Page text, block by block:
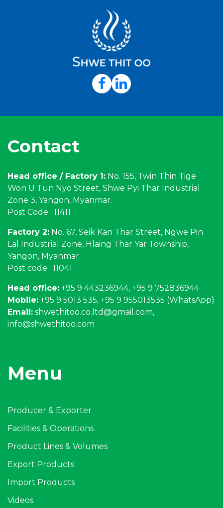
Contact
Head office / Factory 1: No. 155, Twin Thin Tige
Won U Tun Nyo Street, Shwe Pyi Thar Industrial
Zone 3, Yangon, Myanmar.
Post Code : 11411
Factory 2: No. 67, Seik Kan Thar Street, Ngwe Pin
Lal Industrial Zone, Hlaing Thar Yar Township,
Yangon, Myanmar.
Post code : 11041
Head office: +95 9 443236944, +95 9 752836944
Mobile: +95 9 5013 535, +95 9 955013535 (WhatsApp)
Email: shwethitoo.co.ltd@gmail.com,
info@shwethitoo.com
Menu
Producer & Exporter
Facilities & Operations
Product Lines & Volumes
Export Products
Import Products
Videos